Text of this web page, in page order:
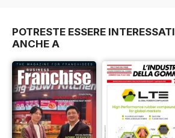
POTRESTE ESSERE INTERESSATI
ANCHE A